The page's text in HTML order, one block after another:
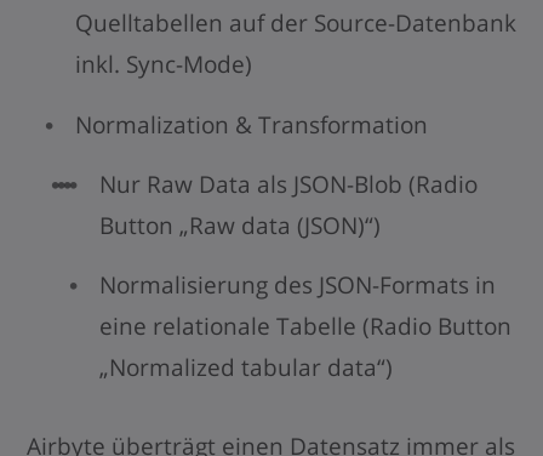
Quelltabellen auf der Source-Datenbank
inkl. Sync-Mode)
Normalization & Transformation
Nur Raw Data als JSON-Blob (Radio
Button „Raw data (JSON)“)
Normalisierung des JSON-Formats in
eine relationale Tabelle (Radio Button
„Normalized tabular data“)
Airbyte überträgt einen Datensatz immer als